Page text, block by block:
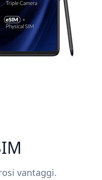
vantaggi.